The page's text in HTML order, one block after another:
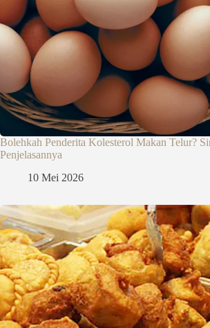
Bolehkah Penderita Kolesterol Makan Telur?
Penjelasannya
10 Mei 2026